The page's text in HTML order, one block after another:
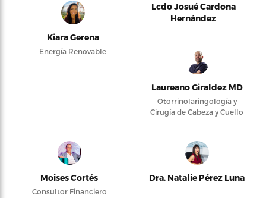
Kiara Gerena
Energía Renovable
Lcdo Josué Cardona
Hernández
Laureano Giraldez MD
Otorrinolaringología y
Cirugía de Cabeza y Cuello
Moises Cortés
Consultor Financiero
Dra. Natalie Pérez Luna